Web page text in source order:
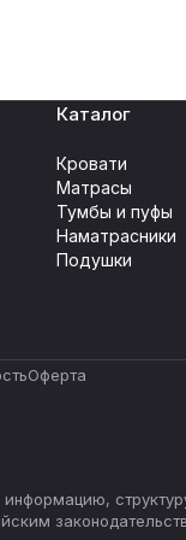
Каталог
Кровати
Матрасы
Тумбы и пуфы
Наматрасники
Подушки
Оферта